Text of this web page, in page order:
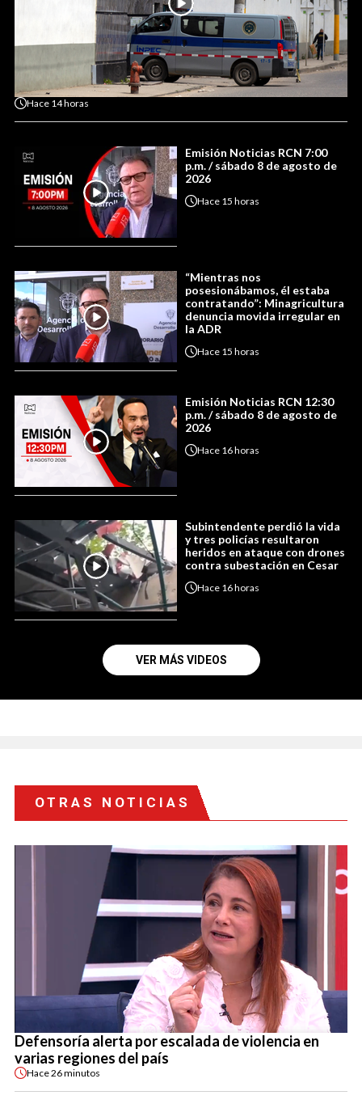
Hace 14 horas
Emisión Noticias RCN 7:00
p.m. / sábado 8 de agosto de
2026
Hace 15 horas
“Mientras nos
posesionábamos, él estaba
contratando”: Minagricultura
denuncia movida irregular en
la ADR
Hace 15 horas
Emisión Noticias RCN 12:30
p.m. / sábado 8 de agosto de
2026
Hace 16 horas
Subintendente perdió la vida
y tres policías resultaron
heridos en ataque con drones
contra subestación en Cesar
Hace 16 horas
VER MÁS VIDEOS
OTRAS NOTICIAS
Defensoría alerta por escalada de violencia en
varias regiones del país
Hace26 minutos